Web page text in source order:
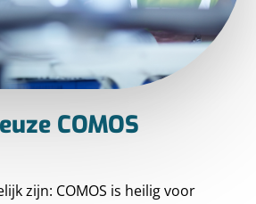
COMOS
zijn: COMOS is heilig voor